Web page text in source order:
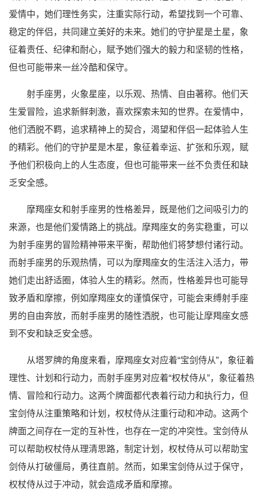
爱情中，她们理性务实，注重实际行动，希望找到一个可靠、
稳定的伴侣，共同建立美好的未来。她们的守护星是土星，象
征着责任、纪律和耐心，赋予她们强大的毅力和坚韧的性格，
但也可能带来一丝冷酷和保守。
射手座男，火象星座，以乐观、热情、自由著称。他们天
生爱冒险，追求新鲜刺激，喜欢探索未知的世界。在爱情中，
他们洒脱不羁，追求精神上的契合，渴望和伴侣一起体验人生
的精彩。他们的守护星是木星，象征着幸运、扩张和乐观，赋
予他们积极向上的人生态度，但也可能带来一丝不负责任和缺
乏安全感。
摩羯座女和射手座男的性格差异，既是他们之间吸引力的
来源，也是他们爱情路上的挑战。摩羯座女的务实稳重，可以
为射手座男的冒险精神带来平衡，帮助他们将梦想付诸行动。
而射手座男的乐观热情，可以为摩羯座女的生活注入活力，带
她们走出舒适圈，体验人生的精彩。然而，性格差异也可能导
致矛盾和摩擦，例如摩羯座女的谨慎保守，可能会束缚射手座
男的自由奔放，而射手座男的随性洒脱，也可能让摩羯座女感
到不安和缺乏安全感。
从塔罗牌的角度来看，摩羯座女对应着“宝剑侍从”，象征着
理性、计划和行动力，而射手座男对应着“权杖侍从”，象征着热
情、冒险和行动力。这两个牌面都代表着行动力和执行力，但
宝剑侍从注重策略和计划，权杖侍从注重行动和冲动。这两个
牌面之间存在一定的互补性，也存在一定的冲突性。宝剑侍从
可以帮助权杖侍从理清思路，制定计划，权杖侍从可以帮助宝
剑侍从打破僵局，勇往直前。然而，如果宝剑侍从过于保守，
权杖侍从过于冲动，就会造成矛盾和摩擦。